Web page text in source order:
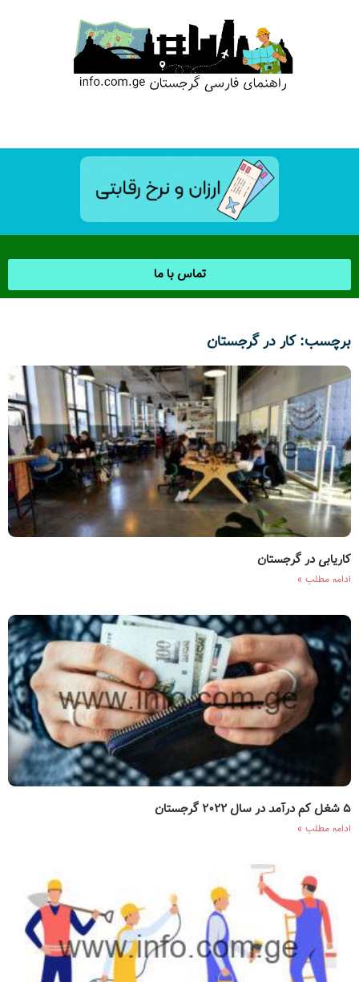
تماس با ما
برچسب: کار در گرجستان
کاریابی در گرجستان
ادامه مطلب »
۵ شغل کم درآمد در سال ۲۰۲۲ گرجستان
ادامه مطلب »